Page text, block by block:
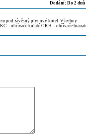
Dodání: Do 2 dnů
pod závěsný plynový kotel. Všechny
– ohřívače kulaté OKH – ohřívače